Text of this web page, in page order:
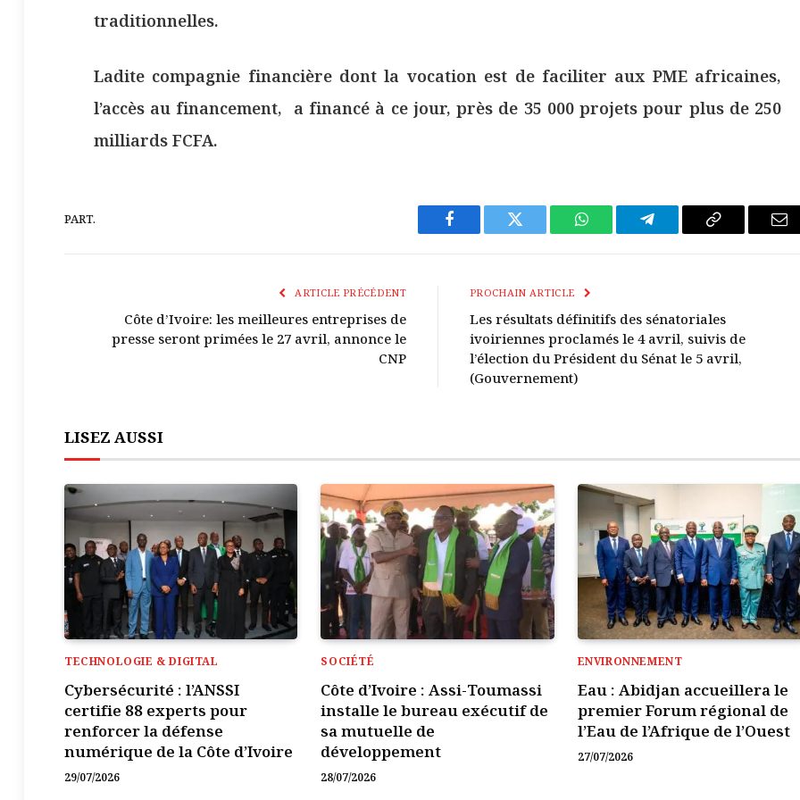
traditionnelles.
Ladite compagnie financière dont la vocation est de faciliter aux PME africaines,
l’accès au financement, a financé à ce jour, près de 35 000 projets pour plus de 250
milliards FCFA.
PART.
Facebook Twitter WhatsAppTélégrammeCopier
E-
ARTICLE PRÉCÉDENT
Côte d’Ivoire: les meilleures entreprises de
presse seront primées le 27 avril, annonce le
CNP
PROCHAIN ARTICLE
Les résultats définitifs des sénatoriales
ivoiriennes proclamés le 4 avril, suivis de
l’élection du Président du Sénat le 5 avril,
(Gouvernement)
LISEZ AUSSI
TECHNOLOGIE & DIGITAL
Cybersécurité : l’ANSSI
certifie 88 experts pour
renforcer la défense
numérique de la Côte d’Ivoire
29/07/2026
SOCIÉTÉ
Côte d’Ivoire : Assi-Toumassi
installe le bureau exécutif de
sa mutuelle de
développement
28/07/2026
ENVIRONNEMENT
Eau : Abidjan accueillera le
premier Forum régional de
l’Eau de l’Afrique de l’Ouest
27/07/2026